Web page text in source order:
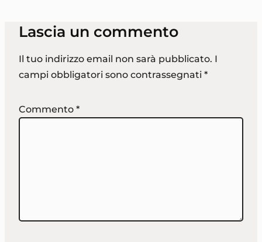
Lascia un commento
Il tuo indirizzo email non sarà pubblicato. I
campi obbligatori sono contrassegnati *
Commento *